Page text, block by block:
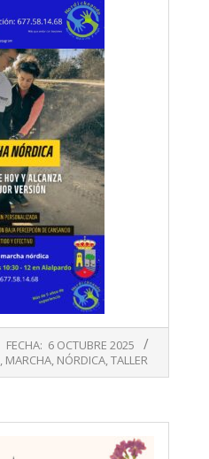
FECHA: 6 OCTUBRE 2025
, MARCHA, NÓRDICA,TALLER